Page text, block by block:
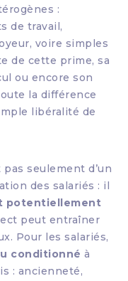
:
de travail,
voire simples
de cette prime, sa
ou encore son
la différence
libéralité de
seulement d’un
des salariés : il
potentiellement
peut entraîner
Pour les salariés,
conditionné à
: ancienneté,